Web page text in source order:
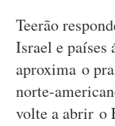
Teerão
Israel e países
aproxima o
norte-
volte a abrir o